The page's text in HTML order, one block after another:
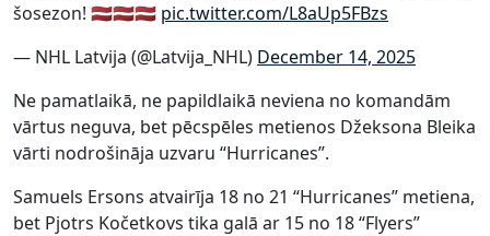
šosezon! 🇱🇻🇱🇻🇱🇻 pic.twitter.com/L8aUp5FBzs
— NHL Latvija (@Latvija_NHL) December 14, 2025
Ne pamatlaikā, ne papildlaikā neviena no komandām
vārtus neguva, bet pēcspēles metienos Džeksona Bleika
vārti nodrošināja uzvaru “Hurricanes”.
Samuels Ersons atvairīja 18 no 21 “Hurricanes” metiena,
bet Pjotrs Kočetkovs tika galā ar 15 no 18 “Flyers”